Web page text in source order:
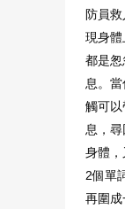
防員
現身
都是
息。
觸可
息，
身體
2個單
再圍